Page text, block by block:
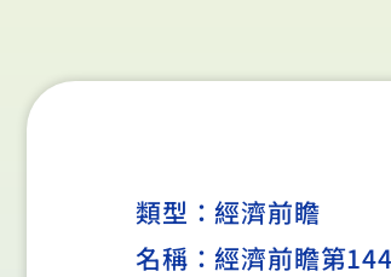
類型：經濟前瞻
名稱：經濟前瞻第